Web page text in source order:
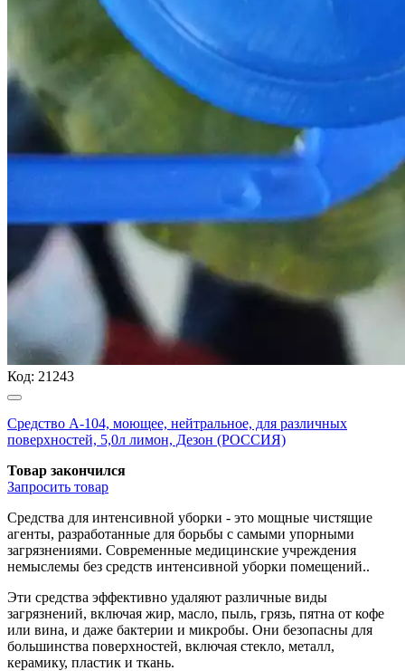
Код: 21243
Средство А-104, моющее, нейтральное, для различных
поверхностей, 5,0л лимон, Дезон (РОССИЯ)
Товар закончился
Запросить товар
Средства для интенсивной уборки - это мощные чистящие
агенты, разработанные для борьбы с самыми упорными
загрязнениями. Современные медицинские учреждения
немыслемы без средств интенсивной уборки помещений..
Эти средства эффективно удаляют различные виды
загрязнений, включая жир, масло, пыль, грязь, пятна от кофе
или вина, и даже бактерии и микробы. Они безопасны для
большинства поверхностей, включая стекло, металл,
керамику, пластик и ткань.